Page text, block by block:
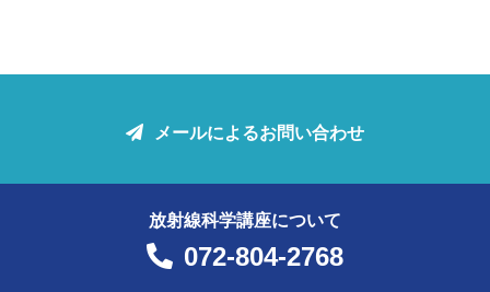
メールによるお問い合わせ
放射線科学講座について
072-804-2768